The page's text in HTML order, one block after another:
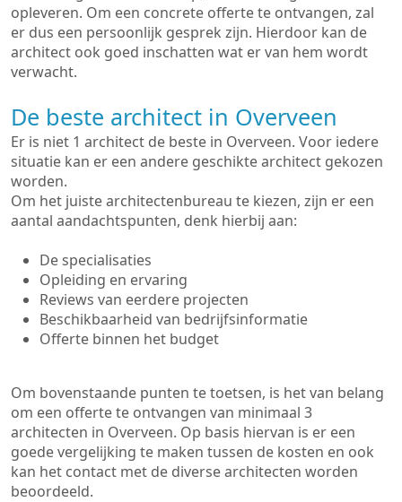
opleveren. Om een concrete offerte te ontvangen, zal
er dus een persoonlijk gesprek zijn. Hierdoor kan de
architect ook goed inschatten wat er van hem wordt
verwacht.
De beste architect in Overveen
Er is niet 1 architect de beste in Overveen. Voor iedere
situatie kan er een andere geschikte architect gekozen
worden.
Om het juiste architectenbureau te kiezen, zijn er een
aantal aandachtspunten, denk hierbij aan:
De specialisaties
Opleiding en ervaring
Reviews van eerdere projecten
Beschikbaarheid van bedrijfsinformatie
Offerte binnen het budget
Om bovenstaande punten te toetsen, is het van belang
om een offerte te ontvangen van minimaal 3
architecten in Overveen. Op basis hiervan is er een
goede vergelijking te maken tussen de kosten en ook
kan het contact met de diverse architecten worden
beoordeeld.